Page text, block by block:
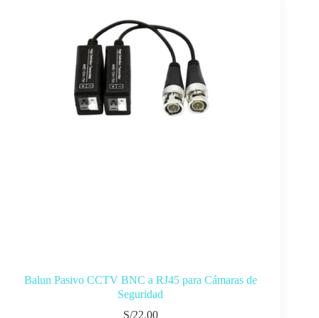
Balun Pasivo CCTV BNC a RJ45 para Cámaras de
Seguridad
S/22.00